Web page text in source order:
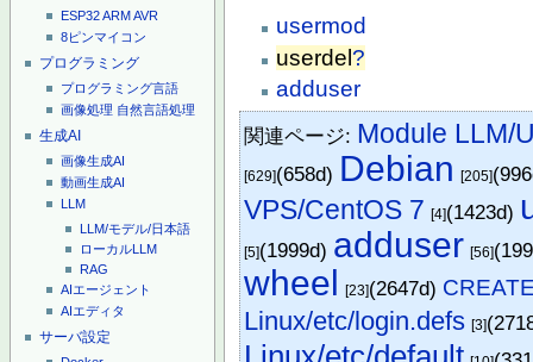
ESP32ARMAVR
8ピンマイコン
プログラミング
プログラミング言語
画像処理 自然言語処理
生成AI
画像生成AI
動画生成AI
LLM
LLM/モデル/日本語
ローカルLLM
RAG
AIエージェント
AIエディタ
サーバ設定
usermod
userdel?
adduser
関連ページ: Module LLM/
[629](658d) Debian [205]
VPS/CentOS 7 [4](1423d)
[5](1999d) adduser [56]
wheel [23](2647d)
Linux/etc/login.defs [3]